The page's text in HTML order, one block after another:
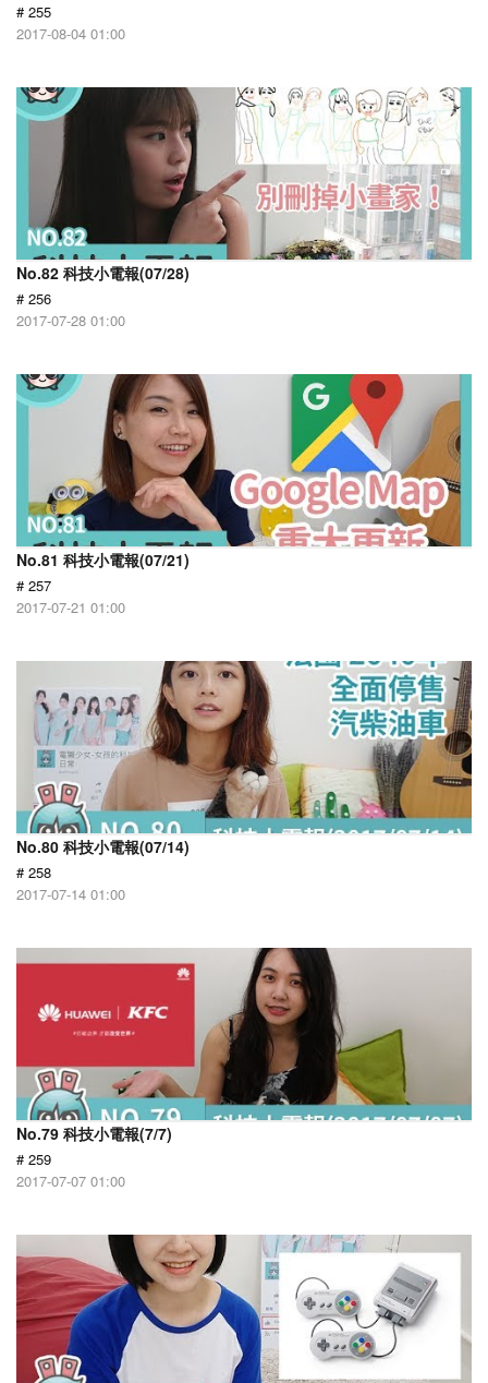
# 255
2017-08-04 01:00
No.82 科技小電報(07/28)
# 256
2017-07-28 01:00
No.81 科技小電報(07/21)
# 257
2017-07-21 01:00
No.80 科技小電報(07/14)
# 258
2017-07-14 01:00
No.79 科技小電報(7/7)
# 259
2017-07-07 01:00